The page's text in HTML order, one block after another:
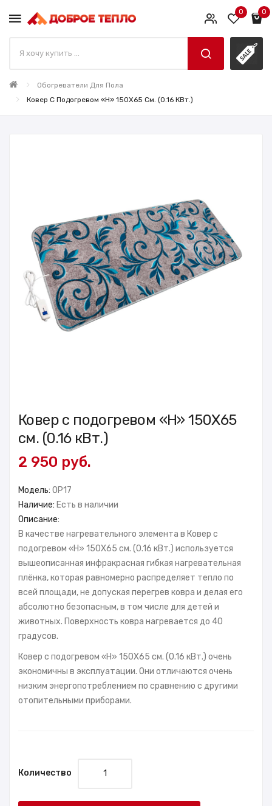
0 0
Обогреватели Для Пола
Ковер С Подогревом «H» 150X65 См. (0.16 КВт.)
Ковер с подогревом «H» 150X65
см. (0.16 кВт.)
2 950 руб.
Модель: OP17
Наличие: Есть в наличии
Описание:
В качестве нагревательного элемента в Ковер с
подогревом «H» 150X65 см. (0.16 кВт.) используется
вышеописанная инфракрасная гибкая нагревательная
плёнка, которая равномерно распределяет тепло по
всей площади, не допуская перегрев ковра и делая его
абсолютно безопасным, в том числе для детей и
животных. Поверхность ковра нагревается до 40
градусов.
Ковер с подогревом «H» 150X65 см. (0.16 кВт.) очень
экономичны в эксплуатации. Они отличаются очень
низким энергопотреблением по сравнению с другими
отопительными приборами.
Количество